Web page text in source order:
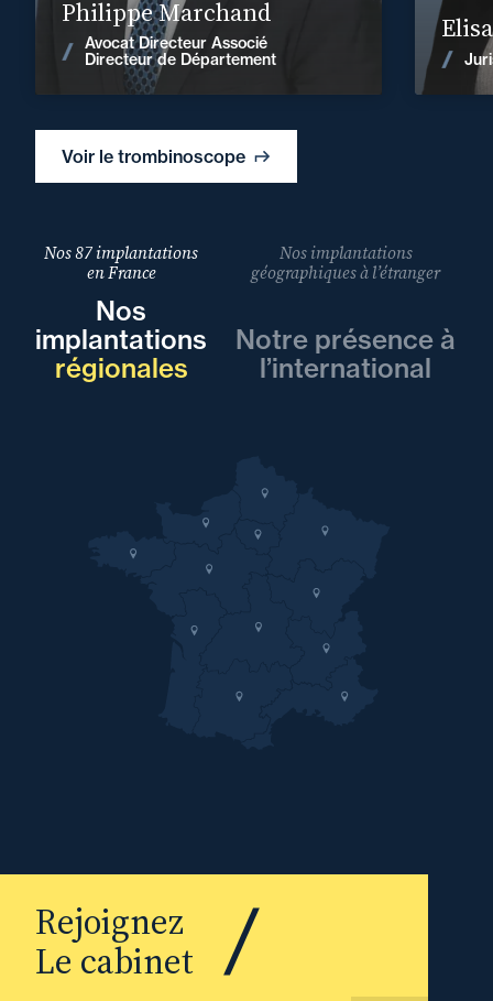
Voir le trombinoscope
Philippe Marchand
Avocat Directeur Associé
Directeur de Département
Voir les actualités
Nos 87 implantations
en France
Nos
implantations
régionales
Nos implantations
géographiques à l’étranger
Notre présence à
l’international
Rejoignez
Le cabinet